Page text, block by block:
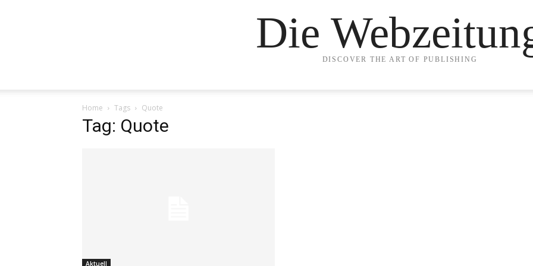
Die
DISCOVER THE ART OF PUBLISHING
Home Tags Quote
Tag: Quote
Aktuell